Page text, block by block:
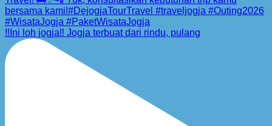
‼️Ini loh jogja‼️ Jogja terbuat dari rindu, pulang